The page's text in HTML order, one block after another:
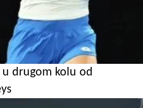
drugom kolu od